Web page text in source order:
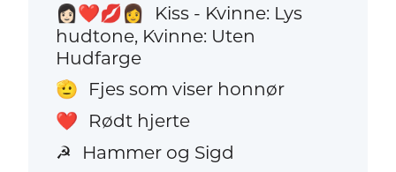
👩🏻‍❤️‍💋‍👩
Kiss - Kvinne: Lys
hudtone, Kvinne: Uten
Hudfarge
🫡 Fjes som viser honnør
❤️ Rødt hjerte
☭ Hammer og Sigd